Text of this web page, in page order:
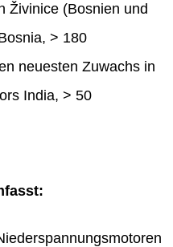
Živinice (Bosnien und
> 180
neuesten Zuwachs in
India, > 50